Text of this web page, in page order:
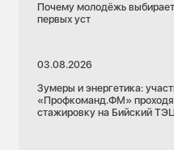
Почему молодёжь
первых уст
03.08.2026
Зумеры и энергетика:
«Профкоманд.ФМ»
стажировку на Бийский